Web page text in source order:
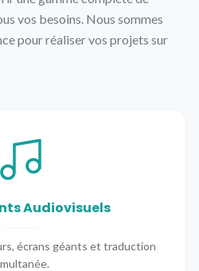
vos besoins. Nous sommes
pour réaliser vos projets sur
Audiovisuels
écrans géants et traduction